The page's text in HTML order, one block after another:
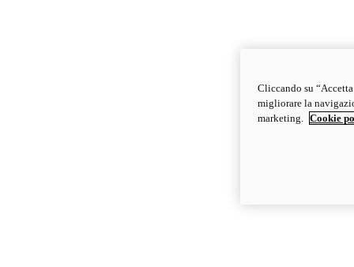
Cliccando su
migliorare la
marketing.
Cookie